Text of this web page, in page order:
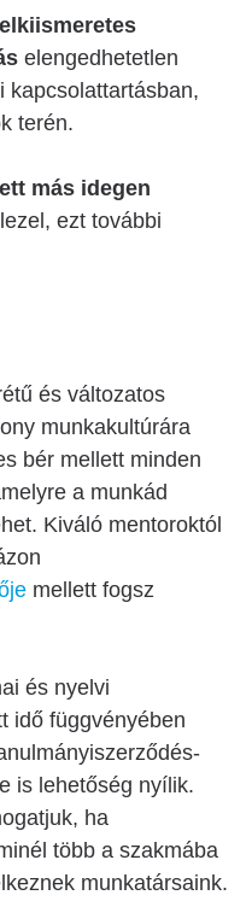
elengedhetetlen
kapcsolattartásban,
terén.
más idegen
ezt további
és változatos
munkakultúrára
bér mellett minden
a munkád
Kiváló mentoroktól
mellett fogsz
és nyelvi
idő függvényében
is lehetőség nyílik.
ha
több a szakmába
munkatársaink.